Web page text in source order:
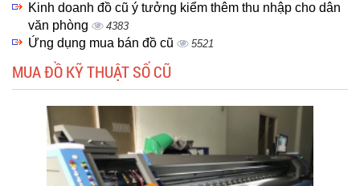
Kinh doanh đồ cũ ý tưởng kiểm thêm thu nhập cho dân
văn phòng
4383
Ứng dụng mua bán đồ cũ 5521
MUA ĐỒ KỸ THUẬT SỐ CŨ